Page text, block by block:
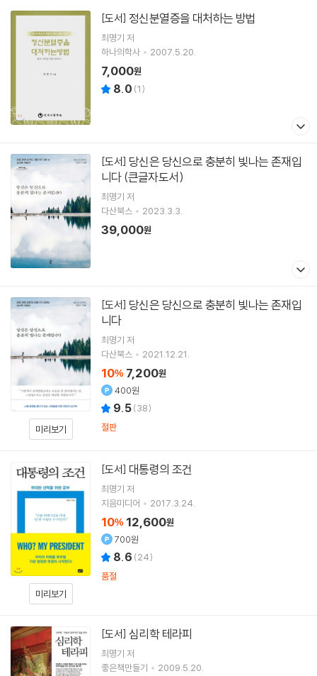
[도서] 정신분열증을 대처하는 방법
최명기 저
하나의학사
2007.5.20.
7,000원
8.0 (1)
[도서]
니다 (큰글자도서)
최명기 저
다산북스
2023.3.3.
39,000원
미리보기
[도서]
니다
최명기 저
다산북스
2021.12.21.
10% 7,200원
400원
9.5(38)
절판
미리보기
[도서] 대통령의 조건
최명기 저
지음미디어
2017.3.24.
10% 12,600원
700원
8.6 (24)
품절
[도서] 심리학 테라피
최명기 저
좋은책만들기
2009.5.20.